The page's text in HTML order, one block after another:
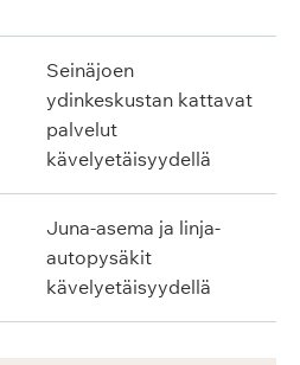
Seinäjoen
ydinkeskustan kattavat
palvelut
kävelyetäisyydellä
Juna-asema ja linja-
autopysäkit
kävelyetäisyydellä